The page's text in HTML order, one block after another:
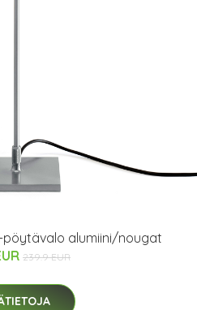
pöytävalo alumiini/nougat
239.9 EUR